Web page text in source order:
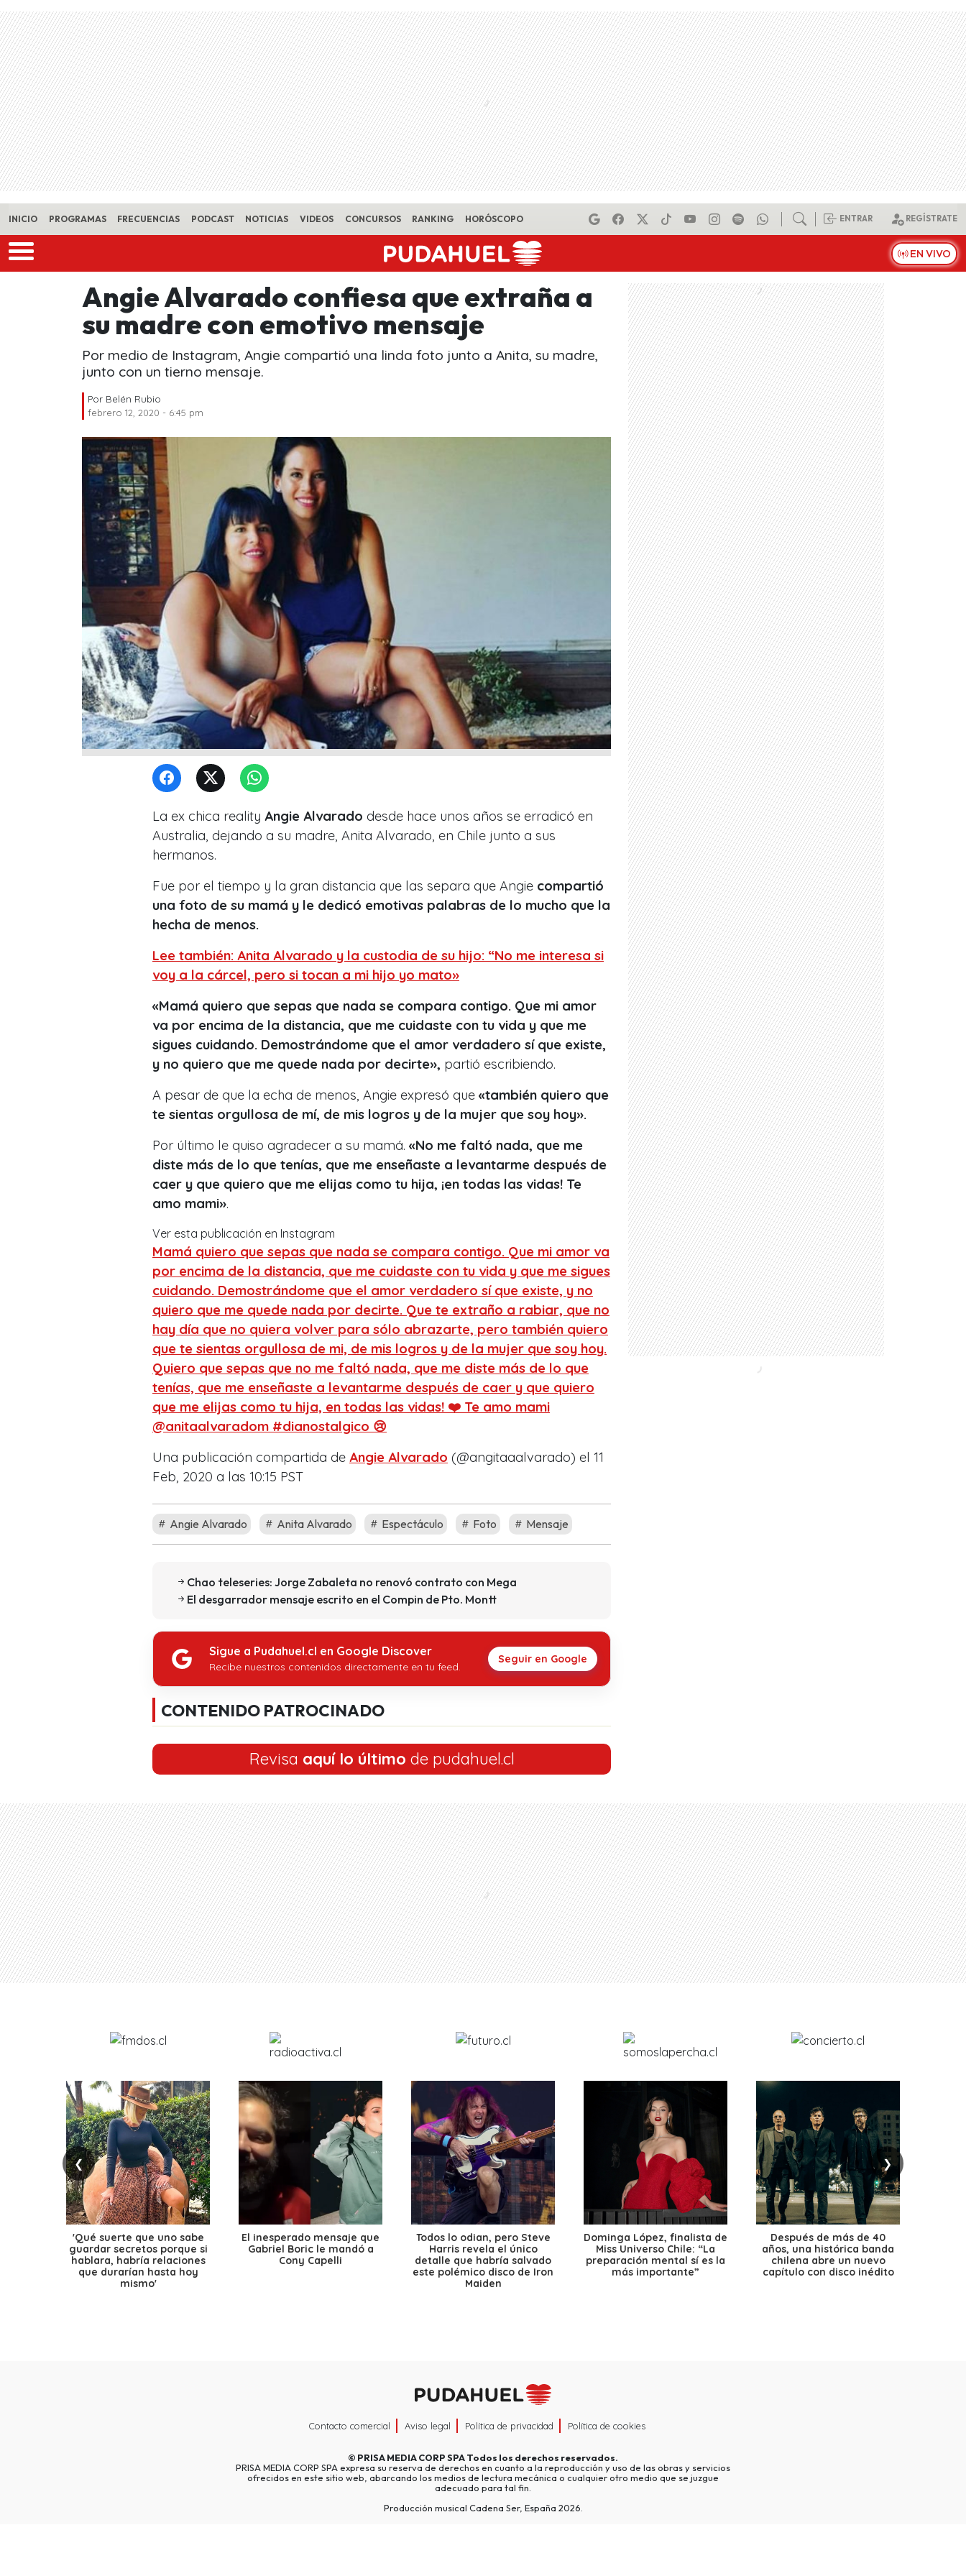
Skip to main content
INICIO PROGRAMAS FRECUENCIAS PODCAST NOTICIAS VIDEOS CONCURSOS RANKING HORÓSCOPO ENTRAR REGÍSTRATE
EN VIVO
Angie Alvarado confiesa que extraña a
su madre con emotivo mensaje
Por medio de Instagram, Angie compartió una linda foto junto a Anita, su madre,
junto con un tierno mensaje.
Por Belén Rubio
febrero 12, 2020 - 6:45 pm
La ex chica reality Angie Alvarado desde hace unos años se erradicó en
Australia, dejando a su madre, Anita Alvarado, en Chile junto a sus
hermanos.
Fue por el tiempo y la gran distancia que las separa que Angie compartió
una foto de su mamá y le dedicó emotivas palabras de lo mucho que la
hecha de menos.
Lee también: Anita Alvarado y la custodia de su hijo: “No me interesa si
voy a la cárcel, pero si tocan a mi hijo yo mato»
«Mamá quiero que sepas que nada se compara contigo. Que mi amor
va por encima de la distancia, que me cuidaste con tu vida y que me
sigues cuidando. Demostrándome que el amor verdadero sí que existe,
y no quiero que me quede nada por decirte», partió escribiendo.
A pesar de que la echa de menos, Angie expresó que «también quiero que
te sientas orgullosa de mí, de mis logros y de la mujer que soy hoy».
Por último le quiso agradecer a su mamá. «No me faltó nada, que me
diste más de lo que tenías, que me enseñaste a levantarme después de
caer y que quiero que me elijas como tu hija, ¡en todas las vidas! Te
amo mami».
Ver esta publicación en Instagram
Mamá quiero que sepas que nada se compara contigo. Que mi amor va
por encima de la distancia, que me cuidaste con tu vida y que me sigues
cuidando. Demostrándome que el amor verdadero sí que existe, y no
quiero que me quede nada por decirte. Que te extraño a rabiar, que no
hay día que no quiera volver para sólo abrazarte, pero también quiero
que te sientas orgullosa de mi, de mis logros y de la mujer que soy hoy.
Quiero que sepas que no me faltó nada, que me diste más de lo que
tenías, que me enseñaste a levantarme después de caer y que quiero
que me elijas como tu hija, en todas las vidas! ❤️ Te amo mami
@anitaalvaradom #dianostalgico 😢
Una publicación compartida de Angie Alvarado (@angitaaalvarado) el 11
Feb, 2020 a las 10:15 PST
Angie Alvarado Anita Alvarado Espectáculo Foto Mensaje
Chao teleseries: Jorge Zabaleta no renovó contrato con Mega
El desgarrador mensaje escrito en el Compin de Pto. Montt
Sigue a Pudahuel.cl en Google Discover
Recibe nuestros contenidos directamente en tu feed.
Seguir en Google
CONTENIDO PATROCINADO
Revisa aquí lo último de pudahuel.cl
❮ ❯
'Qué suerte que uno sabe
guardar secretos porque si
hablara, habría relaciones
que durarían hasta hoy
mismo'
El inesperado mensaje que
Gabriel Boric le mandó a
Cony Capelli
Todos lo odian, pero Steve
Harris revela el único
detalle que habría salvado
este polémico disco de Iron
Maiden
Dominga López, finalista de
Miss Universo Chile: “La
preparación mental sí es la
más importante”
Después de más de 40
años, una histórica banda
chilena abre un nuevo
capítulo con disco inédito
Contacto comercial Aviso legal Política de privacidad Política de cookies
© PRISA MEDIA CORP SPATodos los derechos reservados.
PRISA MEDIA CORP SPA expresa su reserva de derechos en cuanto a la reproducción y uso de las obras y servicios
ofrecidos en este sitio web, abarcando los medios de lectura mecánica o cualquier otro medio que se juzgue
adecuado para tal fin.
Producción musical Cadena Ser, España 2026.